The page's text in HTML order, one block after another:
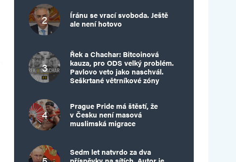
Íránu se vrací svoboda. Ještě
ale není hotovo
Řek a Chachar: Bitcoinová
kauza, pro ODS velký problém.
Pavlovo veto jako naschvál.
Seškrtané větrníkové zóny
Prague Pride má štěstí, že
v Česku není masová
muslimská migrace
Sedm let natvrdo za dva